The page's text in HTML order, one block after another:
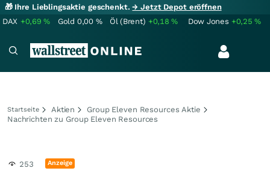
🎁 Ihre Lieblingsaktie geschenkt.→ Jetzt Depot eröffnen
DAX +0,69% Gold 0,00 % Öl (Brent) +0,18% Dow Jones +0,25%
Startseite Aktien
Group Eleven Resources Aktie
Nachrichten zu Group Eleven Resources
253 Anzeige